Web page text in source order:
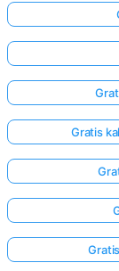
Gratis